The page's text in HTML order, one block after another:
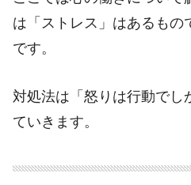
は「ストレス」はあるもの
です。
対処法は「怒りは行動でし
ていきます。